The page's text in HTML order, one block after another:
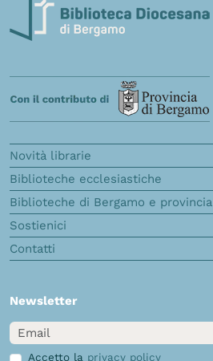
Novità librarie
Biblioteche ecclesiastiche
Biblioteche di Bergamo e provincia
Sostienici
Contatti
Newsletter
Email
Accetto la privacy policy